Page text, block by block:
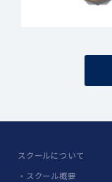
スクールについて
・スクール概要